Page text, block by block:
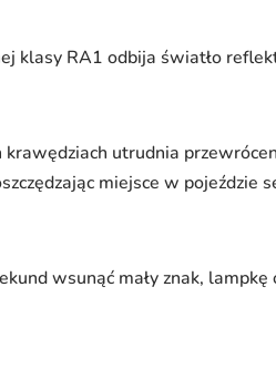
klasy RA1 odbija światło
utrudnia
miejsce w pojeździe
wsunąć mały znak, lampkę